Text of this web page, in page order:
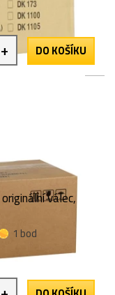
+ DO KOŠÍKU
válec,
1 bod